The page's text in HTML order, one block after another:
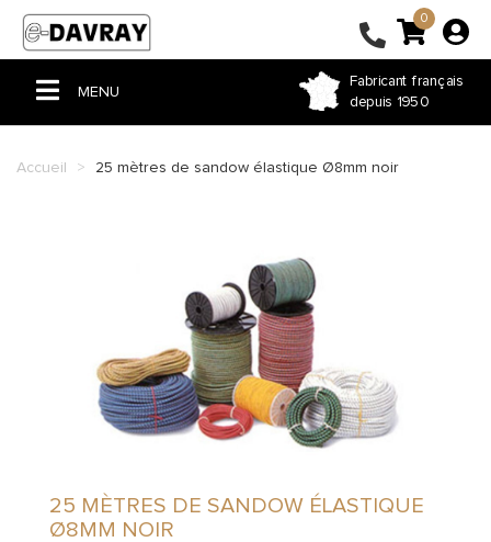
Fabricant français
depuis 1950
0
MENU
FERMETURE DE TERRASSE
COUSSIN ET RIDEAU
ACCESSOIRES
Accueil 25 mètres de sandow élastique Ø8mm noir
25 MÈTRES DE SANDOW ÉLASTIQUE
Ø8MM NOIR